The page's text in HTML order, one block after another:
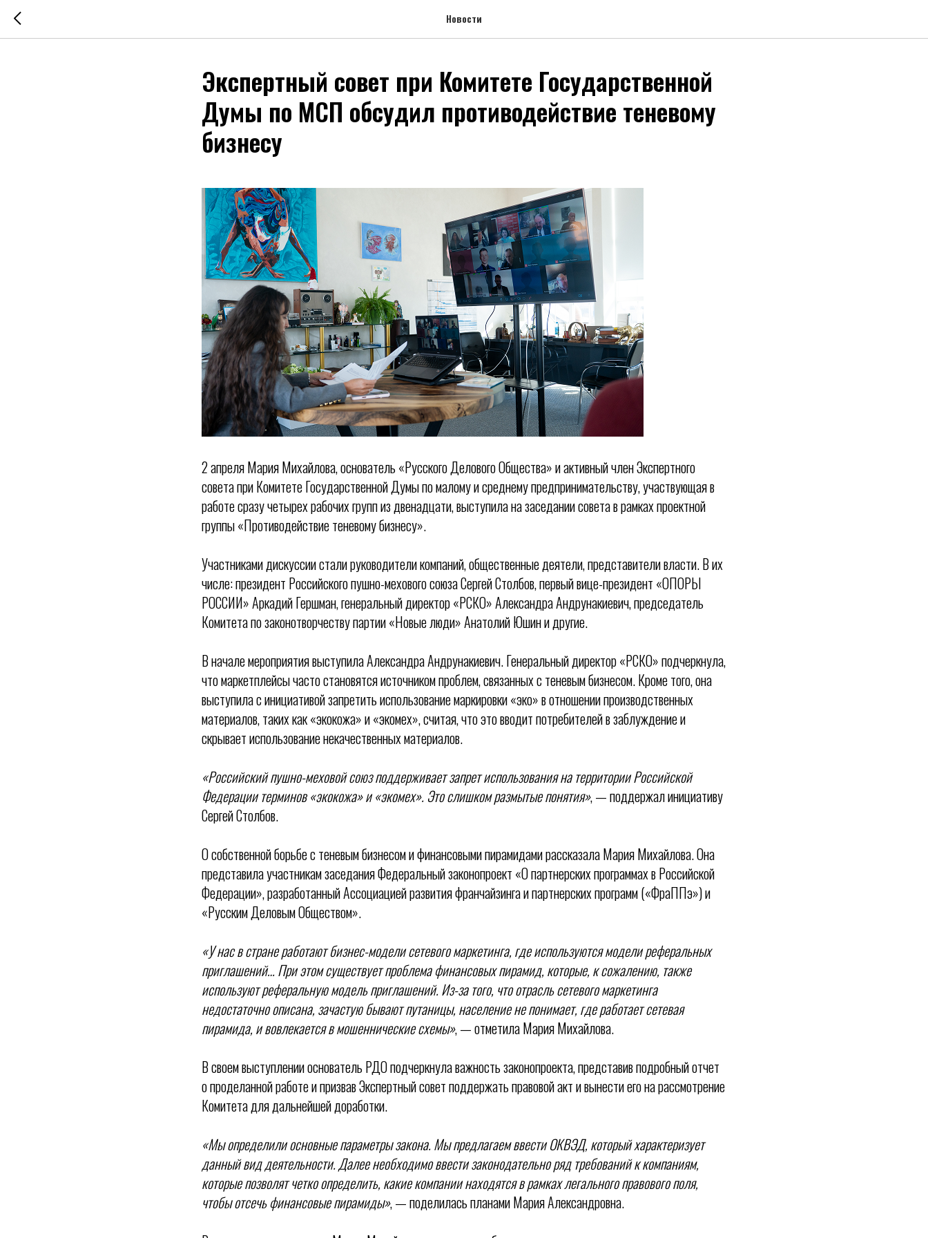
Новости
Экспертный совет при Комитете Государственной
Думы по МСП обсудил противодействие теневому
бизнесу
2 апреля Мария Михайлова, основатель «Русского Делового Общества» и активный член Экспертного
совета при Комитете Государственной Думы по малому и среднему предпринимательству, участвующая в
работе сразу четырех рабочих групп из двенадцати, выступила на заседании совета в рамках проектной
группы «Противодействие теневому бизнесу».
Участниками дискуссии стали руководители компаний, общественные деятели, представители власти. В их
числе: президент Российского пушно-мехового союза Сергей Столбов, первый вице-президент «ОПОРЫ
РОССИИ» Аркадий Гершман, генеральный директор «РСКО» Александра Андрунакиевич, председатель
Комитета по законотворчеству партии «Новые люди» Анатолий Юшин и другие.
В начале мероприятия выступила Александра Андрунакиевич. Генеральный директор «РСКО» подчеркнула,
что маркетплейсы часто становятся источником проблем, связанных с теневым бизнесом. Кроме того, она
выступила с инициативой запретить использование маркировки «эко» в отношении производственных
материалов, таких как «экокожа» и «экомех», считая, что это вводит потребителей в заблуждение и
скрывает использование некачественных материалов.
«Российский пушно-меховой союз поддерживает запрет использования на территории Российской
Федерации терминов «экокожа» и «экомех». Это слишком размытые понятия», — поддержал инициативу
Сергей Столбов.
О собственной борьбе с теневым бизнесом и финансовыми пирамидами рассказала Мария Михайлова. Она
представила участникам заседания Федеральный законопроект «О партнерских программах в Российской
Федерации», разработанный Ассоциацией развития франчайзинга и партнерских программ («ФраППэ») и
«Русским Деловым Обществом».
«У нас в стране работают бизнес-модели сетевого маркетинга, где используются модели реферальных
приглашений… При этом существует проблема финансовых пирамид, которые, к сожалению, также
используют реферальную модель приглашений. Из-за того, что отрасль сетевого маркетинга
недостаточно описана, зачастую бывают путаницы, население не понимает, где работает сетевая
пирамида, и вовлекается в мошеннические схемы», — отметила Мария Михайлова.
В своем выступлении основатель РДО подчеркнула важность законопроекта, представив подробный отчет
о проделанной работе и призвав Экспертный совет поддержать правовой акт и вынести его на рассмотрение
Комитета для дальнейшей доработки.
«Мы определили основные параметры закона. Мы предлагаем ввести ОКВЭД, который характеризует
данный вид деятельности. Далее необходимо ввести законодательно ряд требований к компаниям,
которые позволят четко определить, какие компании находятся в рамках легального правового поля,
чтобы отсечь финансовые пирамиды», — поделилась планами Мария Александровна.